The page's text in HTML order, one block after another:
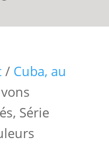
/ Cuba, au
Série